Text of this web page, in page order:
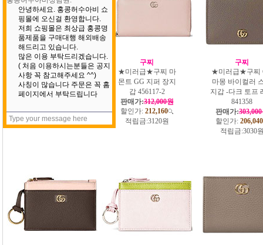
구찌
★미러급★구찌 GG
마몽 가죽 장지갑
456116-2
할인가:216,240
적립금:3180원
구찌
★미러급★구찌 마
몬트 GG 지퍼 장지
갑 456117-2
판매가:312,000원
할인가: 212,160
적립금:3120원
구찌
★미러급★구찌
마몽 바이컬러
지갑 -다크 토프
841358
판매가:
할인가: 206,040
적립금:3030